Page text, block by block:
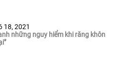
18, 2021
những nguy hiểm khi răng khôn